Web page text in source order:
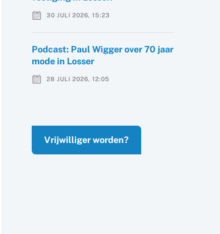
30 JULI 2026, 15:23
Podcast: Paul Wigger over 70 jaar
mode in Losser
28 JULI 2026, 12:05
Vrijwilliger worden?